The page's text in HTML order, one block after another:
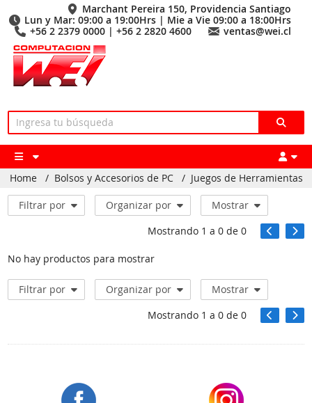
Marchant Pereira 150, Providencia Santiago
Lun y Mar: 09:00 a 19:00Hrs | Mie a Vie 09:00 a 18:00Hrs
+56 2 2379 0000 | +56 2 2820 4600
ventas@wei.cl
Home / Bolsos y Accesorios de PC / Juegos de Herramientas
Filtrar por Organizar por
Mostrar
Mostrando 1 a 0de 0
No hay productos para mostrar
Filtrar por Organizar por
Mostrar
Mostrando 1 a 0de 0